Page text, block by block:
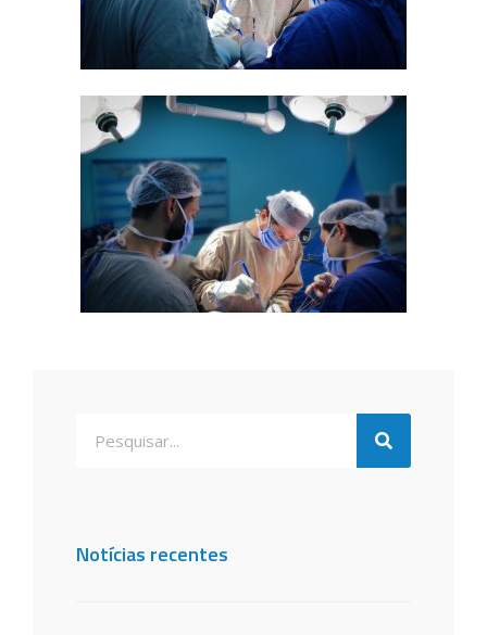
Notícias recentes